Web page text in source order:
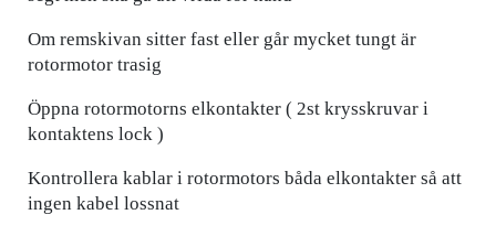
Om remskivan sitter fast eller går mycket tungt är
rotormotor trasig
Öppna rotormotorns elkontakter ( 2st krysskruvar i
kontaktens lock )
Kontrollera kablar i rotormotors båda elkontakter så att
ingen kabel lossnat